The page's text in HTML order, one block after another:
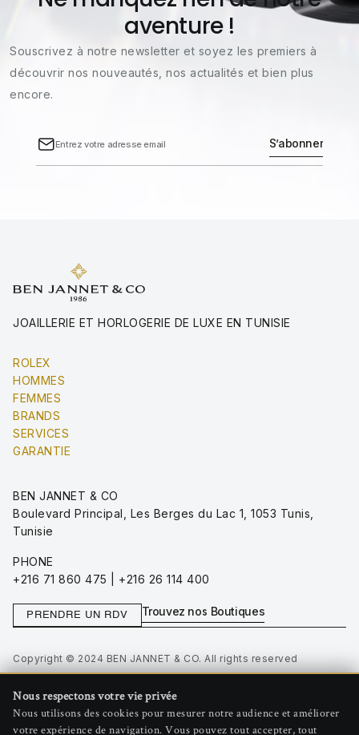
Nous respectons votre vie privée
Nous utilisons des cookies pour mesurer notre audience et améliorer
votre expérience de navigation. Vous pouvez tout accepter, tout
aventure !
Souscrivez à notre newsletter et soyez les premiers à
découvrir nos nouveautés, nos actualités et bien plus
encore.
JOAILLERIE ET HORLOGERIE DE LUXE EN TUNISIE
ROLEX
HOMMES
FEMMES
BRANDS
SERVICES
GARANTIE
BEN JANNET & CO
Boulevard Principal, Les Berges du Lac 1, 1053 Tunis,
Tunisie
PHONE
+216 71 860 475 | +216 26 114 400
PRENDRE UN RDV Trouvez nos Boutiques
Copyright © 2024 BEN JANNET & CO. All rights reserved
Terms of Use
Gérer les cookies